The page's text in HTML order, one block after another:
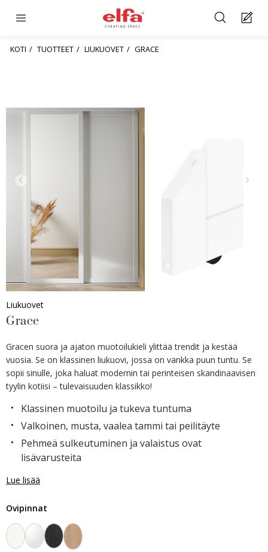
KOTI TUOTTEET LIUKUOVET GRACE
Liukuovet
Grace
Gracen suora ja ajaton muotoilukieli ylittää trendit ja kestää
vuosia. Se on klassinen liukuovi, jossa on vankka puun tuntu. Se
sopii sinulle, joka haluat modernin tai perinteisen skandinaavisen
tyylin kotiisi – tulevaisuuden klassikko!
Klassinen muotoilu ja tukeva tuntuma
Valkoinen, musta, vaalea tammi tai peilitäyte
Pehmeä sulkeutuminen ja valaistus ovat
lisävarusteita
Lue lisää
Ovipinnat